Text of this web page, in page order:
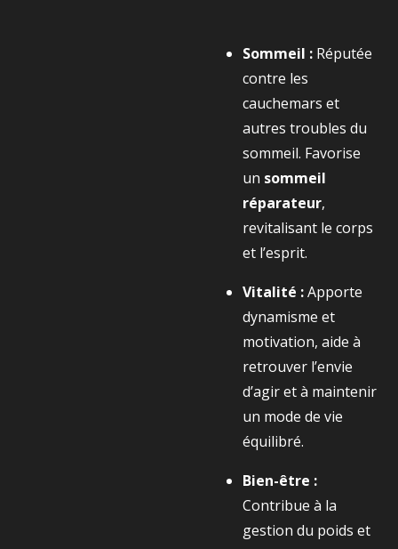
Sommeil : Réputée
contre les
cauchemars et
autres troubles du
sommeil. Favorise
un sommeil
réparateur,
revitalisant le corps
et l’esprit.
Vitalité :Apporte
dynamisme et
motivation, aide à
retrouver l’envie
d’agir et à maintenir
un mode de vie
équilibré.
Bien-être :
Contribue à la
gestion du poids et